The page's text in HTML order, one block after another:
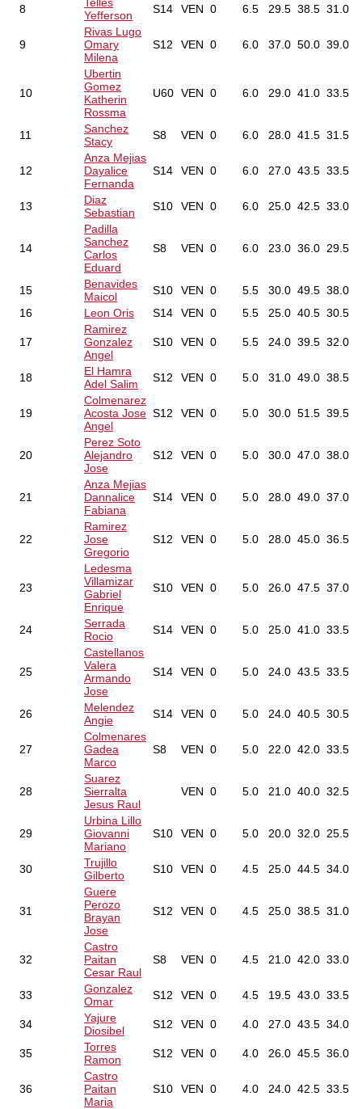
8
Yefferson
S14 VEN 0 6.5 29.5 38.5 31.0
9
Rivas Lugo
Omary
Milena
S12 VEN 0 6.0 37.0 50.0 39.0
10
Ubertin
Gomez
Katherin
Rossma
U60 VEN 0 6.0 29.0 41.0 33.5
11
Sanchez
Stacy
S8 VEN 0 6.0 28.0 41.5 31.5
12
Anza Mejias
Dayalice
Fernanda
S14 VEN 0 6.0 27.0 43.5 33.5
13
Diaz
Sebastian
S10 VEN 0 6.0 25.0 42.5 33.0
14
Padilla
Sanchez
Carlos
Eduard
S8 VEN 0 6.0 23.0 36.0 29.5
15
Benavides
Maicol
S10 VEN 0 5.5 30.0 49.5 38.0
16
Leon Oris S14 VEN 0 5.5 25.0 40.5 30.5
17
Ramirez
Gonzalez
Angel
S10 VEN 0 5.5 24.0 39.5 32.0
18
El Hamra
Adel Salim
S12 VEN 0 5.0 31.0 49.0 38.5
19
Colmenarez
Acosta Jose
Angel
S12 VEN 0 5.0 30.0 51.5 39.5
20
Perez Soto
Alejandro
Jose
S12 VEN 0 5.0 30.0 47.0 38.0
21
Anza Mejias
Dannalice
Fabiana
S14 VEN 0 5.0 28.0 49.0 37.0
22
Ramirez
Jose
Gregorio
S12 VEN 0 5.0 28.0 45.0 36.5
23
Ledesma
Villamizar
Gabriel
Enrique
S10 VEN 0 5.0 26.0 47.5 37.0
24
Serrada
Rocio
S14 VEN 0 5.0 25.0 41.0 33.5
25
Castellanos
Valera
Armando
Jose
S14 VEN 0 5.0 24.0 43.5 33.5
26
Melendez
Angie
S14 VEN 0 5.0 24.0 40.5 30.5
27
Colmenares
Gadea
Marco
S8 VEN 0 5.0 22.0 42.0 33.5
28
Suarez
Sierralta
Jesus Raul
VEN 0 5.0 21.0 40.0 32.5
29
Urbina Lillo
Giovanni
Mariano
S10 VEN 0 5.0 20.0 32.0 25.5
30
Trujillo
Gilberto
S10 VEN 0 4.5 25.0 44.5 34.0
31
Guere
Perozo
Brayan
Jose
S12 VEN 0 4.5 25.0 38.5 31.0
32
Castro
Paitan
Cesar Raul
S8 VEN 0 4.5 21.0 42.0 33.0
33
Gonzalez
Omar
S12 VEN 0 4.5 19.5 43.0 33.5
34
Yajure
Diosibel
S12 VEN 0 4.0 27.0 43.5 34.0
35
Torres
Ramon
S12 VEN 0 4.0 26.0 45.5 36.0
36
Castro
Paitan
Maria
S10 VEN 0 4.0 24.0 42.5 33.5